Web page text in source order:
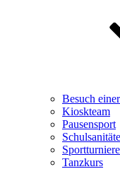
Besuch
Kioskteam
Pausensport
Tanzkurs